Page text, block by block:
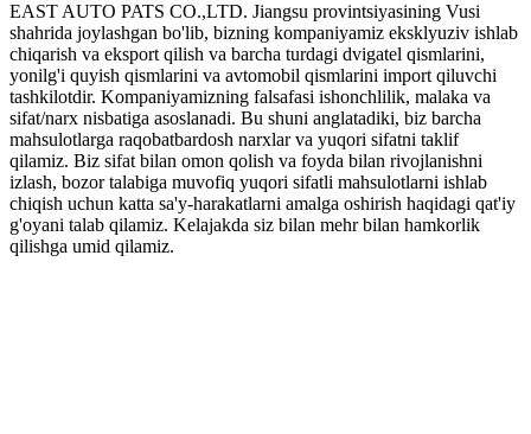
EAST AUTO PATS CO.,LTD. Jiangsu provintsiyasining Vusi
shahrida joylashgan bo'lib, bizning kompaniyamiz eksklyuziv ishlab
chiqarish va eksport qilish va barcha turdagi dvigatel qismlarini,
yonilg'i quyish qismlarini va avtomobil qismlarini import qiluvchi
tashkilotdir. Kompaniyamizning falsafasi ishonchlilik, malaka va
sifat/narx nisbatiga asoslanadi. Bu shuni anglatadiki, biz barcha
mahsulotlarga raqobatbardosh narxlar va yuqori sifatni taklif
qilamiz. Biz sifat bilan omon qolish va foyda bilan rivojlanishni
izlash, bozor talabiga muvofiq yuqori sifatli mahsulotlarni ishlab
chiqish uchun katta sa'y-harakatlarni amalga oshirish haqidagi qat'iy
g'oyani talab qilamiz. Kelajakda siz bilan mehr bilan hamkorlik
qilishga umid qilamiz.